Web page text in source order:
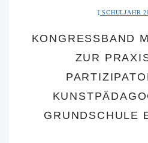
SCHULJAHR
KONGRESSBAND
ZUR
GRUNDSCHULE